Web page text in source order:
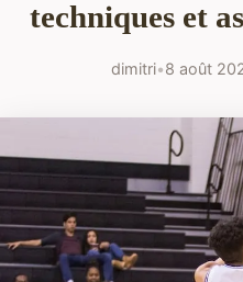
techniques et
dimitri•8 août